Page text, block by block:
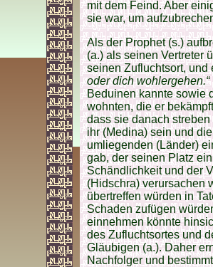
mit dem Feind. Aber
sie war, um
Als der Prophet (s.)
(a.) als seinen Vertreter
seinen Zufluchtsort, und
oder dich wohlergehen.“
Beduinen kannte sowie
wohnten, die er
dass sie danach
ihr (Medina) sein und
umliegenden (Länder)
gab, der seinen Platz
Schändlichkeit und der
(Hidschra) verursachen
übertreffen würden in
Schaden zufügen
einnehmen könnte
des Zufluchtsortes und
Gläubigen (a.). Daher
Nachfolger und